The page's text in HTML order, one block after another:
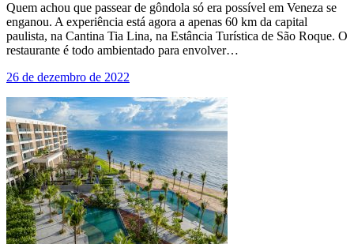
Quem achou que passear de gôndola só era possível em Veneza se
enganou. A experiência está agora a apenas 60 km da capital
paulista, na Cantina Tia Lina, na Estância Turística de São Roque. O
restaurante é todo ambientado para envolver…
26 de dezembro de 2022